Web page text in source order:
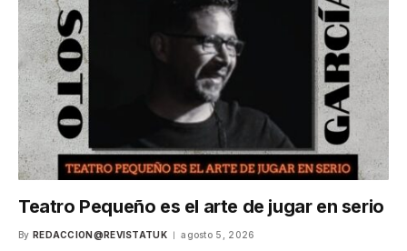
Teatro Pequeño es el arte de jugar en serio
By REDACCION@REVISTATUK agosto 5, 2026